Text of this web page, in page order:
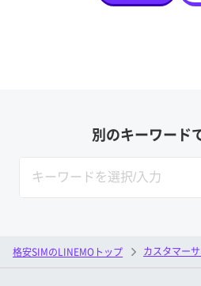
別のキーワード
格安SIMのLINEMOトップ カスタマー